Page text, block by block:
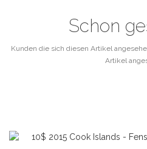
Schon
Kunden die sich diesen Artikel
Artikel